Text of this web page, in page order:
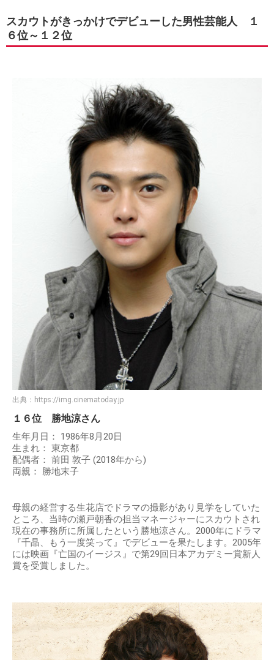
スカウトがきっかけでデビューした男性芸能人 １
６位～１２位
出典： https://img.cinematoday.jp
１６位 勝地涼さん
生年月日： 1986年8月20日
生まれ： 東京都
配偶者： 前田 敦子 (2018年から)
両親： 勝地末子
母親の経営する生花店でドラマの撮影があり見学をしていた
ところ、当時の瀬戸朝香の担当マネージャーにスカウトされ
現在の事務所に所属したという勝地涼さん。2000年にドラマ
『千晶、もう一度笑って』でデビューを果たします。2005年
には映画『亡国のイージス』で第29回日本アカデミー賞新人
賞を受賞しました。